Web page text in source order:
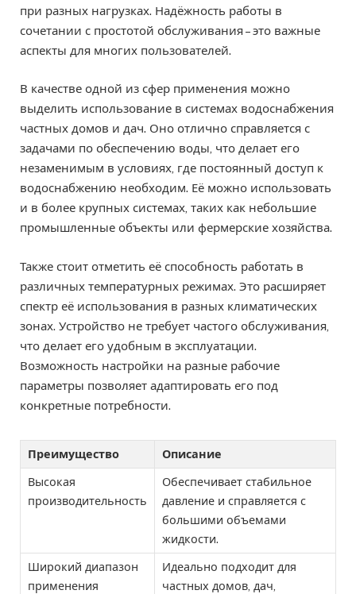
при разных нагрузках. Надёжность работы в
сочетании с простотой обслуживания – это важные
аспекты для многих пользователей.
В качестве одной из сфер применения можно
выделить использование в системах водоснабжения
частных домов и дач. Оно отлично справляется с
задачами по обеспечению воды, что делает его
незаменимым в условиях, где постоянный доступ к
водоснабжению необходим. Её можно использовать
и в более крупных системах, таких как небольшие
промышленные объекты или фермерские хозяйства.
Также стоит отметить её способность работать в
различных температурных режимах. Это расширяет
спектр её использования в разных климатических
зонах. Устройство не требует частого обслуживания,
что делает его удобным в эксплуатации.
Возможность настройки на разные рабочие
параметры позволяет адаптировать его под
конкретные потребности.
Преимущество Описание
Высокая
производительность
Обеспечивает стабильное
давление и справляется с
большими объемами
жидкости.
Широкий диапазон
применения
Идеально подходит для
частных домов, дач,